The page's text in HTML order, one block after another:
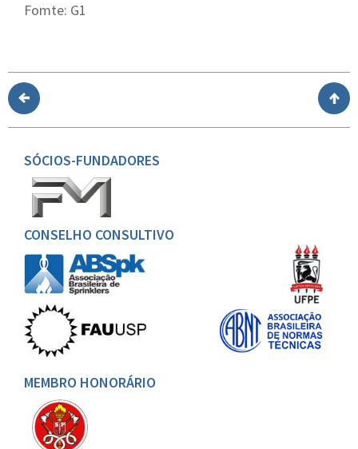
Fomte: G1
SÓCIOS-FUNDADORES
CONSELHO CONSULTIVO
MEMBRO HONORÁRIO